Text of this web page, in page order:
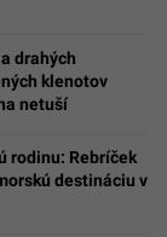
drahých
klenotov
netuší
rodinu: Rebríček
destináciu v